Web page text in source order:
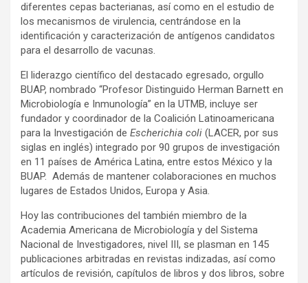
diferentes cepas bacterianas, así como en el estudio de
los mecanismos de virulencia, centrándose en la
identificación y caracterización de antígenos candidatos
para el desarrollo de vacunas.
El liderazgo científico del destacado egresado, orgullo
BUAP, nombrado “Profesor Distinguido Herman Barnett en
Microbiología e Inmunología” en la UTMB, incluye ser
fundador y coordinador de la Coalición Latinoamericana
para la Investigación de Escherichia coli (LACER, por sus
siglas en inglés) integrado por 90 grupos de investigación
en 11 países de América Latina, entre estos México y la
BUAP. Además de mantener colaboraciones en muchos
lugares de Estados Unidos, Europa y Asia.
Hoy las contribuciones del también miembro de la
Academia Americana de Microbiología y del Sistema
Nacional de Investigadores, nivel III, se plasman en 145
publicaciones arbitradas en revistas indizadas, así como
artículos de revisión, capítulos de libros y dos libros, sobre